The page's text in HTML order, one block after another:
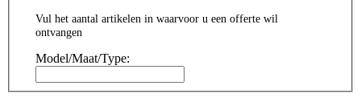
Vul het aantal artikelen in waarvoor u een offerte wil
ontvangen
Model/Maat/Type: